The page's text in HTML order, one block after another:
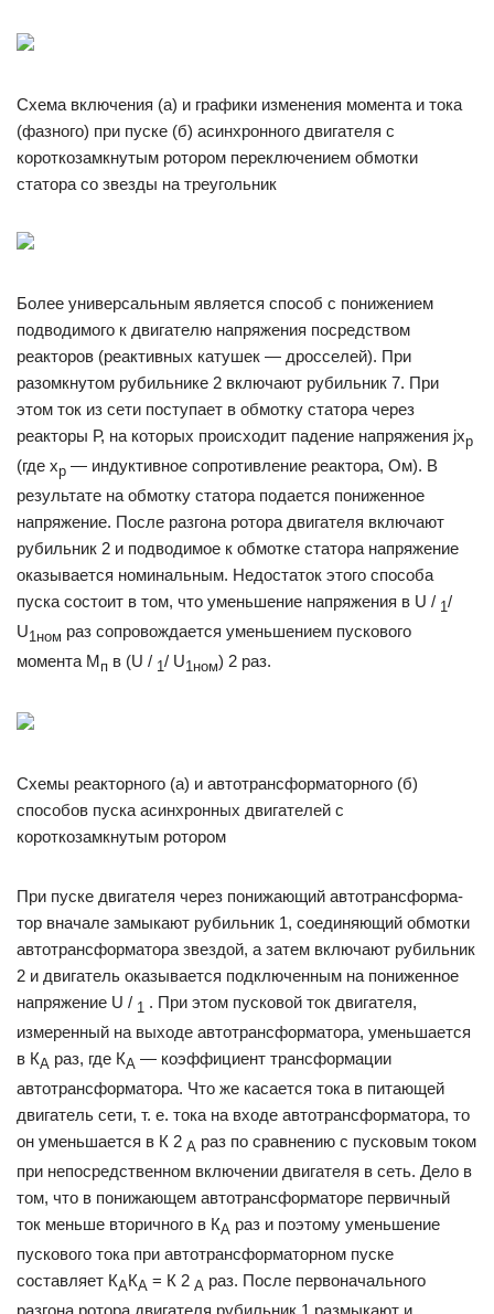
Схема включения (а) и графики изменения мо­мента и тока
(фазного) при пуске (б) асинхронного двига­теля с
короткозамкнутым ротором переключением обмот­ки
статора со звезды на треугольник
Более универсальным является способ с понижением
подводимого к двигателю напряжения посредством
реакторов (реактивных катушек — дросселей). При
разомкнутом рубильнике 2 включают рубильник 7. При
этом ток из сети поступает в обмотку статора через
реакторы Р, на которых происходит падение напряжения jхр
(где хр — индуктивное сопротивление реактора, Ом). В
резуль­тате на обмотку ста­тора подается пони­женное
напряжение. После разгона ро­тора двигателя включают
рубиль­ник 2 и подводимое к обмотке статора напряжение
оказы­вается номиналь­ным. Недостаток это­го способа
пуска состоит в том, что уменьшение напряжения в U / 1/
U1ном раз сопровождается уменьшением пускового
момента Мп в (U / 1/ U1ном) 2 раз.
Схемы реакторного (а) и автотранс­форматорного (б)
способов пуска асинхронных двигателей с
короткозамкнутым ротором
При пуске двигателя через понижающий автотрансформа­
тор вначале замыкают рубильник 1, соединяющий обмотки
автотрансформатора звездой, а затем включают рубиль­ник
2 и двигатель оказывается подключенным на пониженное
напряжение U / 1 . При этом пусковой ток двигателя,
измеренный на выходе автотрансформатора, уменьшается
в КА раз, где КА — ко­эффициент трансформации
автотрансформатора. Что же касается тока в питающей
двигатель сети, т. е. тока на входе автотрансформатора, то
он уменьшается в К 2 А раз по сравнению с пусковым током
при непосредственном включении двигателя в сеть. Дело в
том, что в понижающем автотрансформаторе первичный
ток меньше вторичного в КА раз и поэтому уменьшение
пускового тока при автотрансформаторном пуске
составляет КАКА = К 2 А раз. После первоначального
разгона ротора двигателя рубильник 1 размыкают и